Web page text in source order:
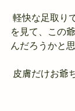
を見て、この
んだろうかと思
皮膚だけお爺